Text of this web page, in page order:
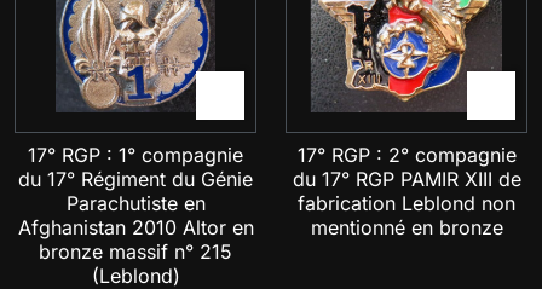
17° RGP : 1° compagnie
du 17° Régiment du Génie
Parachutiste en
Afghanistan 2010 Altor en
bronze massif n° 215
(Leblond)
17° RGP : 2° compagnie
du 17° RGP PAMIR XIII de
fabrication Leblond non
mentionné en bronze